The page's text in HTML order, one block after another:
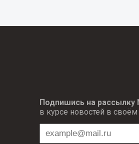
Подпишись на рассылку
в курсе новостей в своём